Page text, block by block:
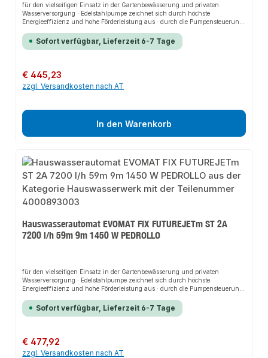
für den vielseitigen Einsatz in der Gartenbewässerung und privaten
Wasserversorgung · Edelstahlpumpe zeichnet sich durch höchste
Energieeffizienz und hohe Förderleistung aus · durch die Pumpensteuerung
die Presflo die Pumpe vor Schäden durch Trockenlaufen · anschlussfertig
verkabeltWeitere technische Eigenschaften:· Antriebswelle: Edelstahl AISI
Sofort verfügbar, Lieferzeit 6-7 Tage
Regulärer Preis:
€ 445,23
zzgl. Versandkosten nach AT
In den Warenkorb
Hauswasserautomat EVOMAT FIX FUTUREJETm ST 2A
7200 l/h 59m 9m 1450 W PEDROLLO
für den vielseitigen Einsatz in der Gartenbewässerung und privaten
Wasserversorgung · Edelstahlpumpe zeichnet sich durch höchste
Energieeffizienz und hohe Förderleistung aus · durch die Pumpensteuerung
die Presflo die Pumpe vor Schäden durch Trockenlaufen · anschlussfertig
verkabelt · zur sicheren Montage inklusive eine massive Wandkonsole aus
AISI 304· Gewicht: 16,2kg· prüfpflichtig: ja
Sofort verfügbar, Lieferzeit 6-7 Tage
Regulärer Preis:
€ 477,92
zzgl. Versandkosten nach AT